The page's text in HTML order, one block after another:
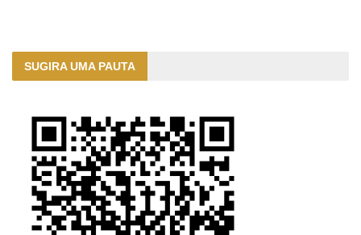
SUGIRA UMA PAUTA